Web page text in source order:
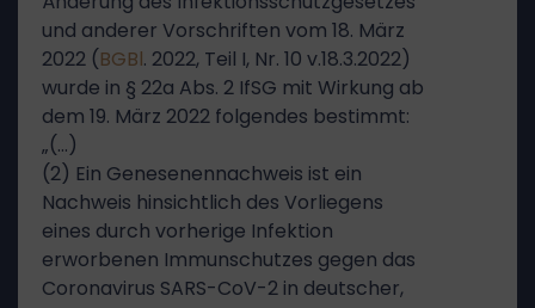
und anderer Vorschriften vom 18. März
2022 (BGBl. 2022, Teil I, Nr. 10 v.18.3.2022)
wurde in § 22a Abs. 2 IfSG mit Wirkung ab
dem 19. März 2022 folgendes bestimmt:
„(…)
(2) Ein Genesenennachweis ist ein
Nachweis hinsichtlich des Vorliegens
eines durch vorherige Infektion
erworbenen Immunschutzes gegen das
Coronavirus SARS-CoV-2 in deutscher,